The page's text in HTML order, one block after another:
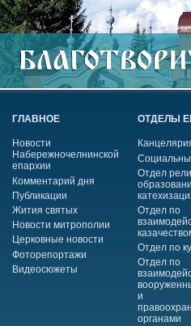
ГЛАВНОЕ
Новости
Набережночелнинской
епархии
Комментарий дня
Публикации
Жития святых
Новости митрополии
Церковные новости
Фоторепортажи
Видеосюжеты
ОТДЕЛЫ
Отдел
Отдел по
Отдел по
Отдел по
и
органами